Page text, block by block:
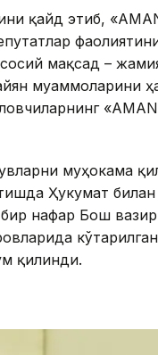
қайд этиб,
мақсад –
муаммоларини
муҳокама
Ҳукумат
нафар Бош
қилинди.